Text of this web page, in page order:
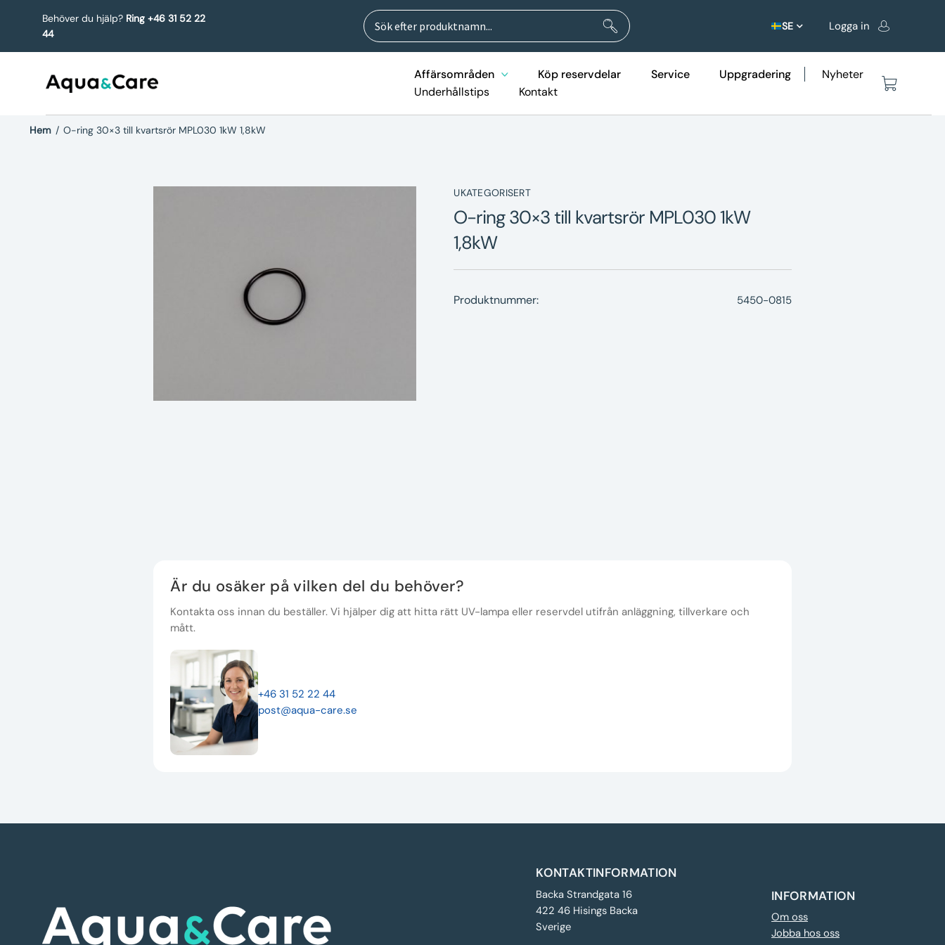
Behöver du hjälp? Ring +46 31 52 22
44
Sök
efter:
Sök
SE Logga in
Affärsområden Köp reservdelar Service Uppgradering
Nyheter
Underhållstips
Kontakt
Hem / O-ring 30×3 till kvartsrör MPL030 1kW 1,8kW
UKATEGORISERT
O-ring 30×3 till kvartsrör MPL030 1kW
1,8kW
Produktnummer: 5450-0815
Är du osäker på vilken del du behöver?
Kontakta oss innan du beställer. Vi hjälper dig att hitta rätt UV-lampa eller reservdel utifrån anläggning, tillverkare och
mått.
+46 31 52 22 44
post@aqua-care.se
KONTAKTINFORMATION
Backa Strandgata 16
422 46 Hisings Backa
Sverige
INFORMATION
Om oss
Jobba hos oss